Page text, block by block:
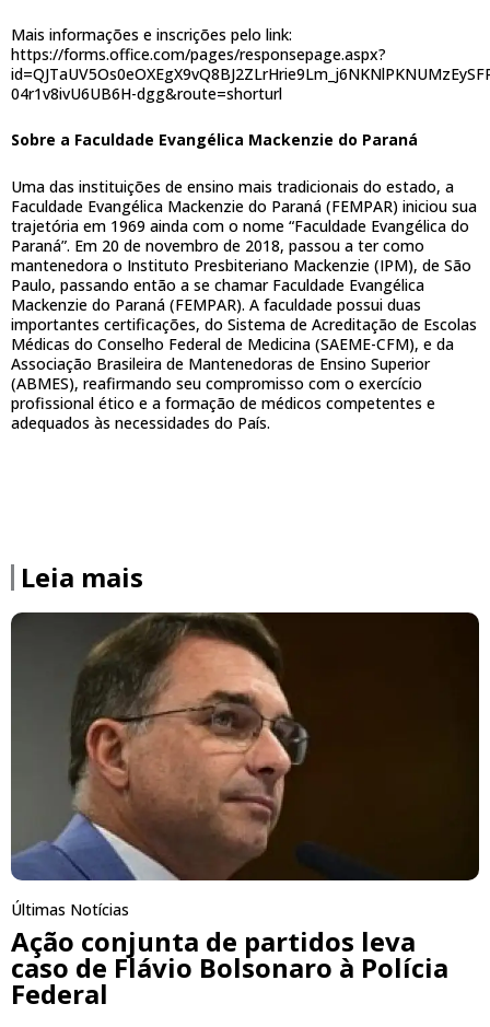
Mais informações e inscrições pelo link:
https://forms.office.com/pages/responsepage.aspx?
04r1v8ivU6UB6H-dgg&route=shorturl
Sobre a Faculdade Evangélica Mackenzie do Paraná
Uma das instituições de ensino mais tradicionais do estado, a
Faculdade Evangélica Mackenzie do Paraná (FEMPAR) iniciou sua
trajetória em 1969 ainda com o nome “Faculdade Evangélica do
Paraná”. Em 20 de novembro de 2018, passou a ter como
mantenedora o Instituto Presbiteriano Mackenzie (IPM), de São
Paulo, passando então a se chamar Faculdade Evangélica
Mackenzie do Paraná (FEMPAR). A faculdade possui duas
importantes certificações, do Sistema de Acreditação de Escolas
Médicas do Conselho Federal de Medicina (SAEME-CFM), e da
Associação Brasileira de Mantenedoras de Ensino Superior
(ABMES), reafirmando seu compromisso com o exercício
profissional ético e a formação de médicos competentes e
adequados às necessidades do País.
Leia mais
Últimas Notícias
Ação conjunta de partidos leva
caso de Flávio Bolsonaro à Polícia
Federal